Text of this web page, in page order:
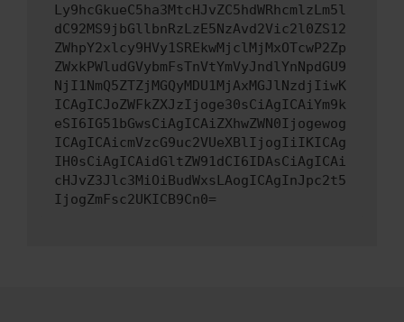
Ly9hcGkueC5ha3MtcHJvZC5hdWRhcmlzLm5l
dC92MS9jbGllbnRzLzE5NzAvd2Vic2l0ZS12
ZWhpY2xlcy9HVy1SREkwMjclMjMxOTcwP2Zp
ZWxkPWludGVybmFsTnVtYmVyJndlYnNpdGU9
NjI1NmQ5ZTZjMGQyMDU1MjAxMGJlNzdjIiwK
ICAgICJoZWFkZXJzIjoge30sCiAgICAiYm9k
eSI6IG51bGwsCiAgICAiZXhwZWN0Ijogewog
ICAgICAicmVzcG9uc2VUeXBlIjogIiIKICAg
IH0sCiAgICAidGltZW91dCI6IDAsCiAgICAi
cHJvZ3Jlc3MiOiBudWxsLAogICAgInJpc2t5
IjogZmFsc2UKICB9Cn0=